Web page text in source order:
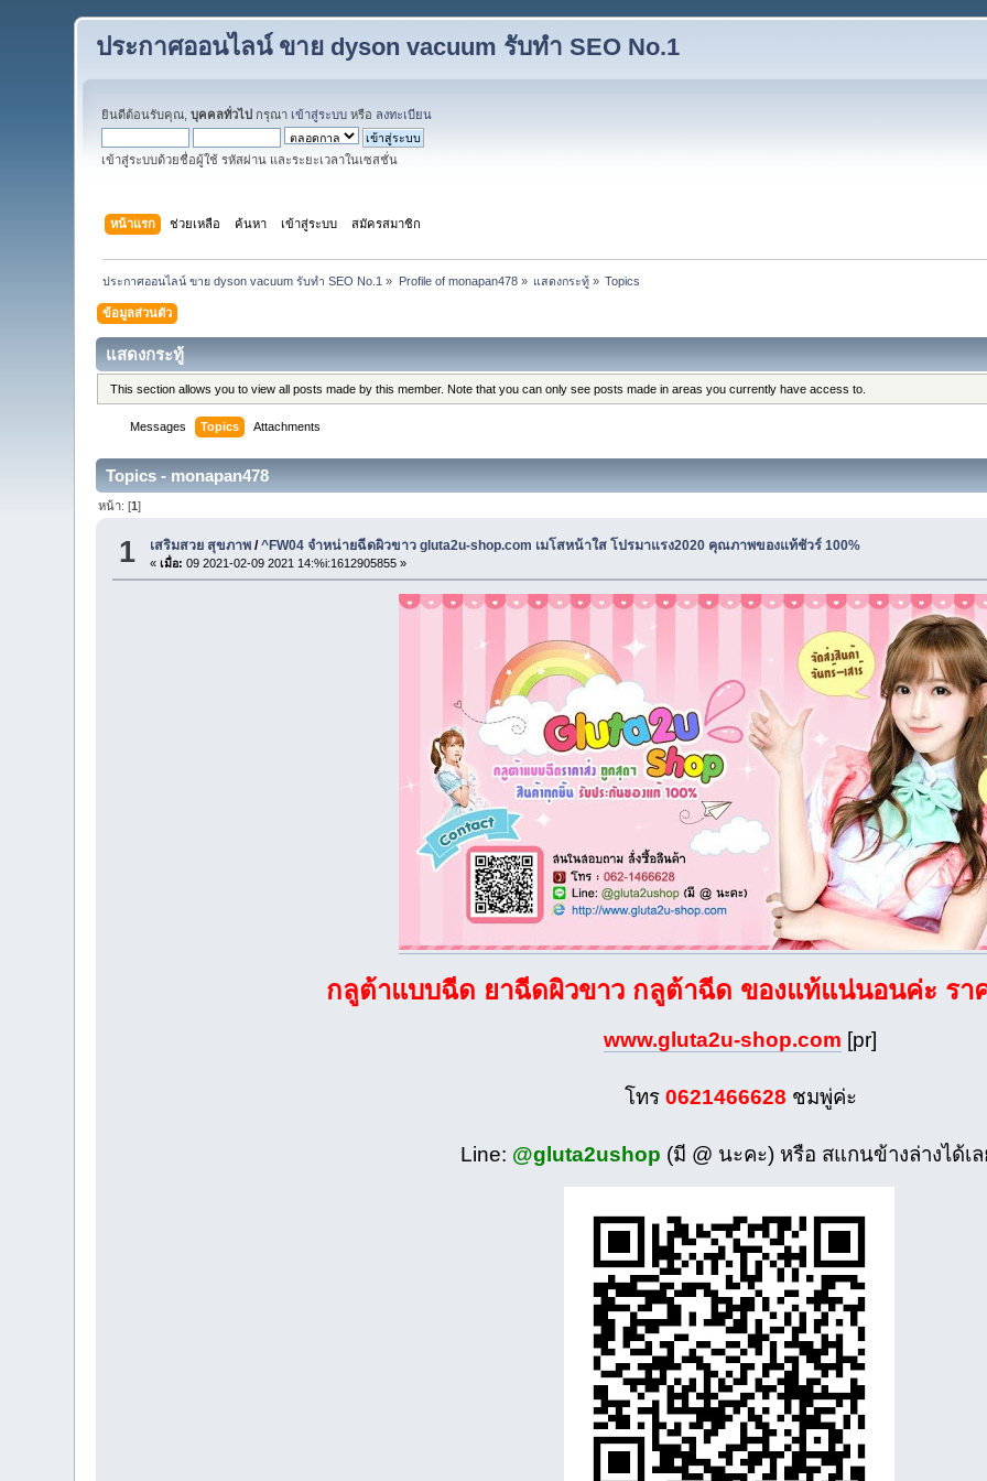
ประกาศออนไลน์ ขาย dyson vacuum รับทำ SEO No.1
ยินดีต้อนรับคุณ,บุคคลทั่วไป กรุณา เข้าสู่ระบบ หรือ ลงทะเบียน
เข้าสู่ระบบด้วยชื่อผู้ใช้ รหัสผ่าน และระยะเวลาในเซสชั่น
หน้าแรก ช่วยเหลือ ค้นหา เข้าสู่ระบบ สมัครสมาชิก
ประกาศออนไลน์ ขาย dyson vacuum รับทำ SEO No.1 » Profile of monapan478» แสดงกระทู้ » Topics
ข้อมูลส่วนตัว
แสดงกระทู้
This section allows you to view all posts made by this member. Note that you can only see posts made in areas you currently have access to.
Messages Topics Attachments
Topics - monapan478
หน้า: [1]
1 เสริมสวย สุขภาพ /^FW04 จำหน่ายฉีดผิวขาว gluta2u-shop.com เมโสหน้าใส โปรมาแรง2020 คุณภาพของแท้ชัวร์ 100%
«เมื่อ: 09 2021-02-09 2021 14:%i:1612905855 »
กลูต้าแบบฉีด ยาฉีดผิวขาว กลูต้าฉีด ของแท้แน่นอนค่ะ รา
www.gluta2u-shop.com [pr]
โทร 0621466628 ชมพู่ค่ะ
Line: @gluta2ushop (มี @ นะคะ) หรือ สแกนข้างล่างได้เ